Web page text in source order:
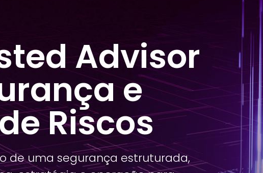
Advisor
e
Riscos
de uma segurança estruturada,